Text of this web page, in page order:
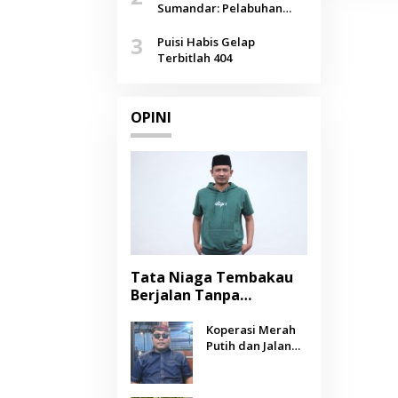
Agustus
Sumandar: Pelabuhan
Selendang Benang Merah
Lombang
3
Puisi Habis Gelap
Terbitlah 404
OPINI
Tata Niaga Tembakau
Berjalan Tanpa
Negara Berpihak
kepada Petani?
Koperasi Merah
Putih dan Jalan